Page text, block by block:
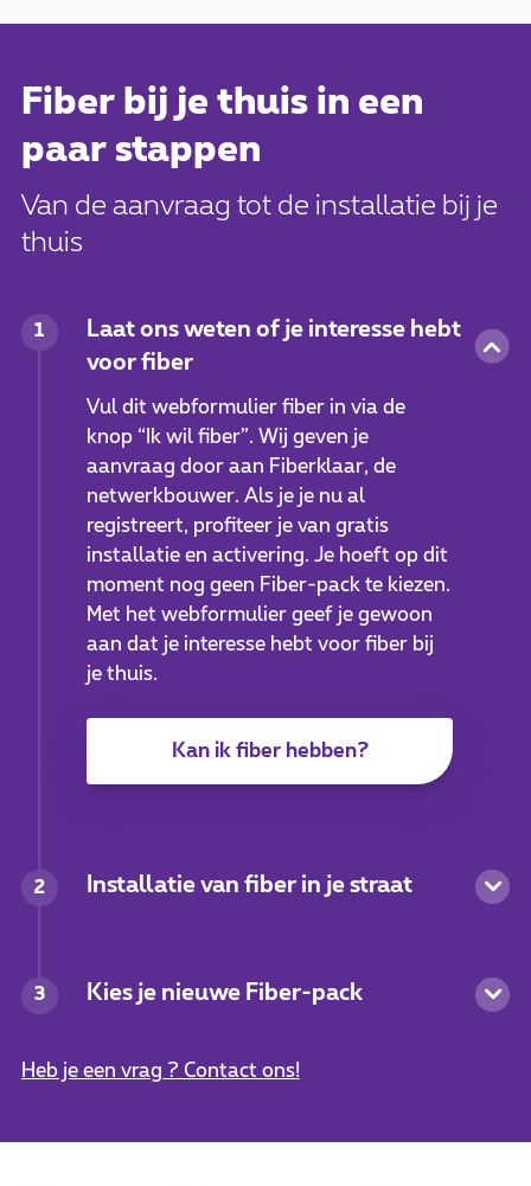
Fiber bij je thuis in een
paar stappen
Van de aanvraag tot de installatie bij je
thuis
1
Laat ons weten of je interesse hebt
voor fiber
Vul dit webformulier fiber in via de
knop “Ik wil fiber”. Wij geven je
aanvraag door aan Fiberklaar, de
netwerkbouwer. Als je je nu al
registreert, profiteer je van gratis
installatie en activering. Je hoeft op dit
moment nog geen Fiber-pack te kiezen.
Met het webformulier geef je gewoon
aan dat je interesse hebt voor fiber bij
je thuis.
Kan ik fiber hebben?
2 Installatie van fiber in je straat
3 Kies je nieuwe Fiber-pack
Heb je een vrag ? Contact ons!